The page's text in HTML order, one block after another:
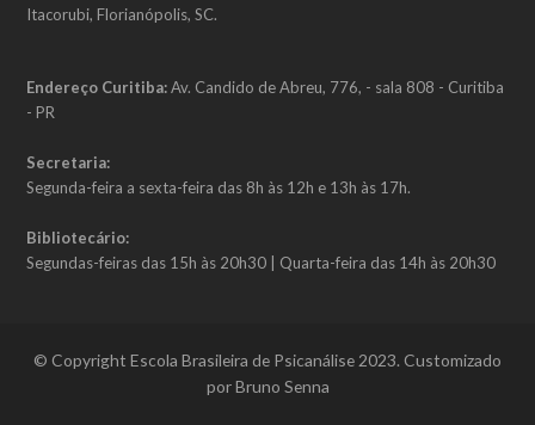
Itacorubi, Florianópolis, SC.
Endereço Curitiba:Av. Candido de Abreu, 776, - sala 808 - Curitiba
- PR
Secretaria:
Segunda-feira a sexta-feira das 8h às 12h e 13h às 17h.
Bibliotecário:
Segundas-feiras das 15h às 20h30 | Quarta-feira das 14h às 20h30
© Copyright Escola Brasileira de Psicanálise 2023. Customizado
por Bruno Senna